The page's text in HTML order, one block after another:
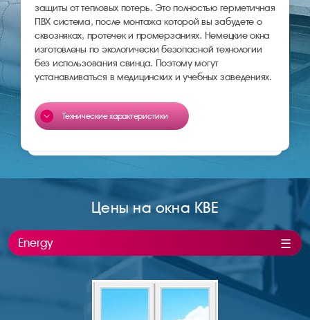
защиты от тепловых потерь. Это полностью герметичная
ПВХ система, после монтажа которой вы забудете о
сквозняках, протечек и промерзаниях. Немецкие окна
изготовлены по экологически безопасной технологии
без использования свинца. Поэтому могут
устанавливаться в медицинских и учебных заведениях.
Технические характеристики
Цены на окна KBE
Energy